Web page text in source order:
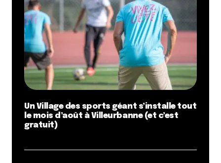
Un Village des sports géant s’installe tout
le mois d’août à Villeurbanne (et c’est
gratuit)